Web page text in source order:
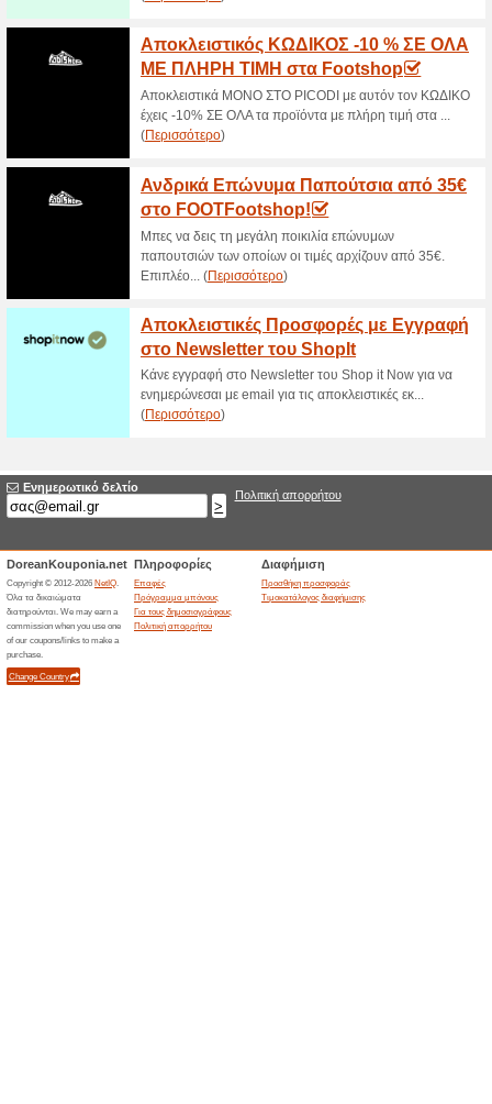
ΕΚΠΤΩΣΗ έως -65% σε
κάνε ΚΛΙΚ & ΕΠΩΦΕΛΗΣΟΥ!
Εκπτωτικός
50% Λειτούργησε
Επωφελήσου από το Keep
πιο φθηνά από ποτέ! Μπες
και εξοικονόμησε το 10%! Τι
Δωρεάν Μεταφορικά
41% Λειτούργησε